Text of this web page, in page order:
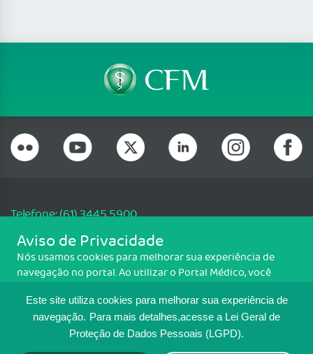
Este site utiliza cookies para melhorar sua experiência de
navegação. Para mais detalhes,acesse a Lei Geral de
Proteção de Dados Pessoais (LGPD).
Telefone: (61) 3445 5900
Email: cfm@portalmedico.org.br
SGAS 616, Conjunto D, Lote 115, L2 Sul, Brasília/DF - CEP: 70200-760 -
CNPJ: 33.583.550/0001-30
MAPA DO SITE
Aviso de Privacidade
Nós usamos cookies para melhorar sua experiência de
navegação no portal. Ao utilizar o Portal Médico, você
Para ter mais informações sobre como isso é feito, acesse
Política de cookies. Se você concorda, clique em ACEITO.